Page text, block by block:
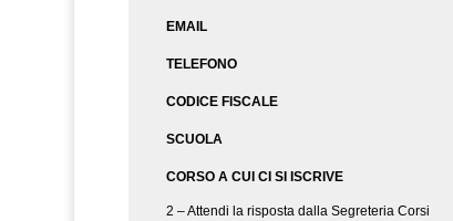
EMAIL
TELEFONO
CODICE FISCALE
SCUOLA
CORSO A CUI CI SI ISCRIVE
2 – Attendi la risposta dalla Segreteria Corsi